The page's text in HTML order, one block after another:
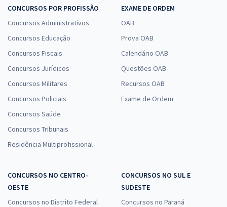
CONCURSOS POR PROFISSÃO
Concursos Administrativos
Concursos Educação
Concursos Fiscais
Concursos Jurídicos
Concursos Militares
Concursos Policiais
Concursos Saúde
Concursos Tribunais
Residência Multiprofissional
EXAME DE ORDEM
OAB
Prova OAB
Calendário OAB
Questões OAB
Recursos OAB
Exame de Ordem
CONCURSOS NO CENTRO-
OESTE
Concursos no Distrito Federal
CONCURSOS NO SUL E
SUDESTE
Concursos no Paraná